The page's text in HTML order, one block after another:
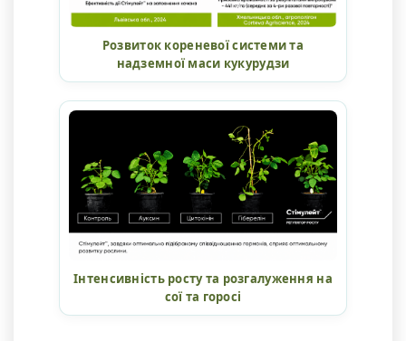
Розвиток кореневої системи та
надземної маси кукурудзи
Інтенсивність росту та розгалуження на
сої та горосі